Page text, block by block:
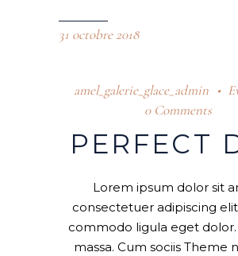
31 octobre 2018
amel_galerie_glace_admin
0 Comments
PERFECT
Lorem ipsum dolor sit
consectetuer adipiscing
commodo ligula eget
massa. Cum sociis Theme